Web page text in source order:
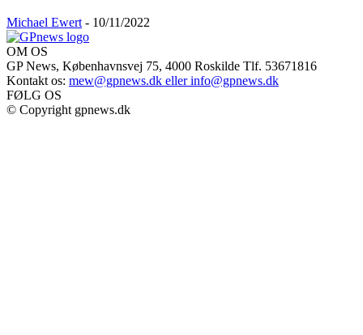
Michael Ewert - 10/11/2022
OM OS
GP News, Københavnsvej 75, 4000 Roskilde Tlf. 53671816
Kontakt os: mew@gpnews.dk eller info@gpnews.dk
FØLG OS
© Copyright gpnews.dk